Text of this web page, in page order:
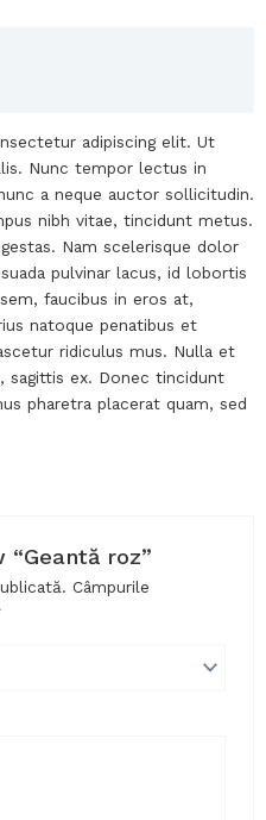
adipiscing elit. Ut
Nunc tempor lectus in
a neque auctor sollicitudin.
nibh vitae, tincidunt metus.
Nam scelerisque dolor
pulvinar lacus, id lobortis
faucibus in eros at,
natoque penatibus et
ridiculus mus. Nulla et
ex. Donec tincidunt
pharetra placerat quam, sed
roz”
Câmpurile